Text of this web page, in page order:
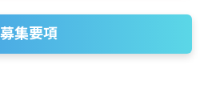
募集要項